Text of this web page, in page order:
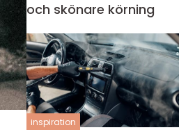
och skönare körning
inspiration